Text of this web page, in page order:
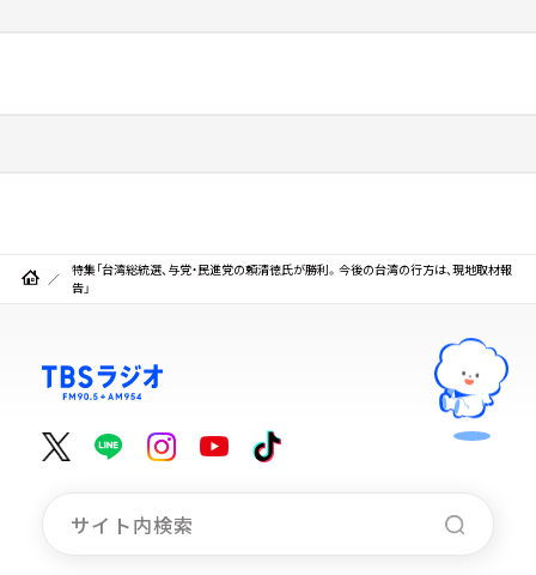
特集「台湾総統選、与党・民進党の頼清徳氏が勝利。今後の台湾の行方は、現地取材報
告」